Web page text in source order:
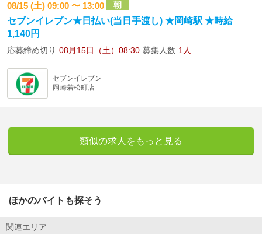
08/15 (土) 09:00 〜 13:00 朝
セブンイレブン★日払い(当日手渡し) ★岡崎駅 ★時給
1,140円
応募締め切り 08月15日（土）08:30 募集人数 1人
セブンイレブン
岡崎若松町店
類似の求人をもっと見る
ほかのバイトも探そう
関連エリア